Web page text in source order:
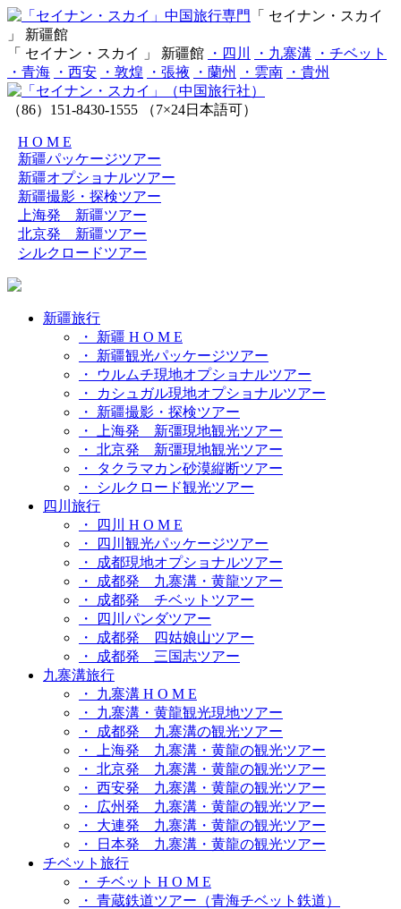
「 セイナン・スカイ
」 新疆館
「 セイナン・スカイ 」 新疆館
・四川 ・九寨溝
・チベット
・青海
・西安 ・敦煌 ・張掖 ・蘭州 ・雲南 ・貴州
（86）151-8430-1555 （7×24日本語可）
H O M E
新疆パッケージツアー
新疆オプショナルツアー
新疆撮影・探検ツアー
上海発 新疆ツアー
北京発 新疆ツアー
シルクロードツアー
新疆旅行
・ 新疆 H O M E
・ 新疆観光パッケージツアー
・ ウルムチ現地オプショナルツアー
・ カシュガル現地オプショナルツアー
・ 新疆撮影・探検ツアー
・ 上海発 新彊現地観光ツアー
・ 北京発 新彊現地観光ツアー
・ タクラマカン砂漠縦断ツアー
・ シルクロード観光ツアー
四川旅行
・ 四川 H O M E
・ 四川観光パッケージツアー
・ 成都現地オプショナルツアー
・ 成都発 九寨溝・黄龍ツアー
・ 成都発 チベットツアー
・ 四川パンダツアー
・ 成都発 四姑娘山ツアー
・ 成都発 三国志ツアー
九寨溝旅行
・ 九寨溝 H O M E
・ 九寨溝・黄龍観光現地ツアー
・ 成都発 九寨溝の観光ツアー
・ 上海発 九寨溝・黄龍の観光ツアー
・ 北京発 九寨溝・黄龍の観光ツアー
・ 西安発 九寨溝・黄龍の観光ツアー
・ 広州発 九寨溝・黄龍の観光ツアー
・ 大連発 九寨溝・黄龍の観光ツアー
・ 日本発 九寨溝・黄龍の観光ツアー
チベット旅行
・ チベット H O M E
・ 青蔵鉄道ツアー（青海チベット鉄道）